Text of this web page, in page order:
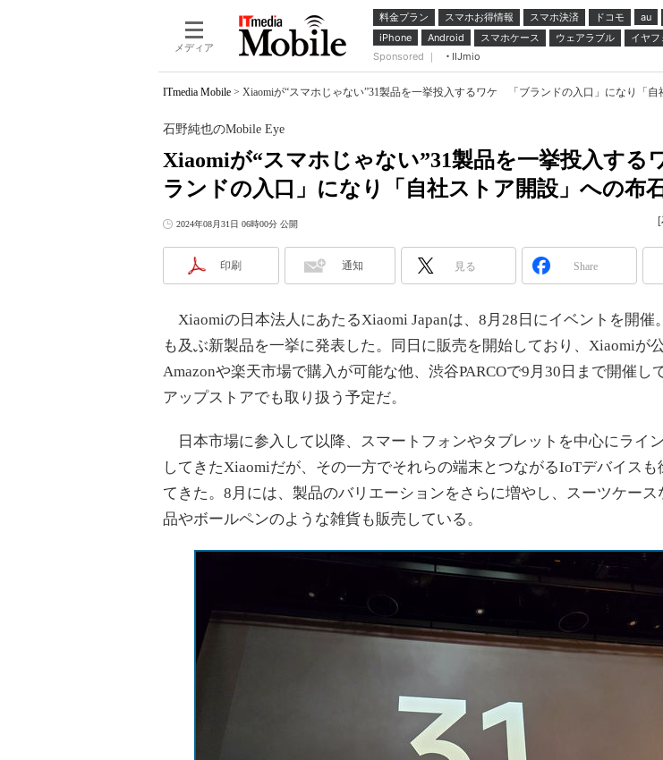
メディア
料金プラン スマホお得情報 スマホ決済 ドコモ au
iPhone
Android スマホケース ウェアラブル イヤフ
Sponsored ｜
IIJmio
ITmedia Mobile > Xiaomiが“スマホじゃない”31製品を一挙投入するワケ 「ブランドの入口」になり「自
Xiaomiが“スマホじゃない”31製品を一挙投入す
ランドの入口」になり「自社ストア開設」への布
石野純也のMobile Eye
2024年08月31日 06時00分 公開 [
印刷 通知 見る Share
Xiaomiの日本法人にあたるXiaomi Japanは、8月28日にイベントを開催
も及ぶ新製品を一挙に発表した。同日に販売を開始しており、Xiaomiが
Amazonや楽天市場で購入が可能な他、渋谷PARCOで9月30日まで開催し
アップストアでも取り扱う予定だ。
日本市場に参入して以降、スマートフォンやタブレットを中心にライ
してきたXiaomiだが、その一方でそれらの端末とつながるIoTデバイスも
てきた。8月には、製品のバリエーションをさらに増やし、スーツケース
品やボールペンのような雑貨も販売している。